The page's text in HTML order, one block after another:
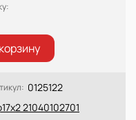
0125122
21040102701